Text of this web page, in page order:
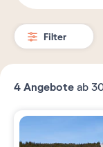
Filter
4 Angebote ab